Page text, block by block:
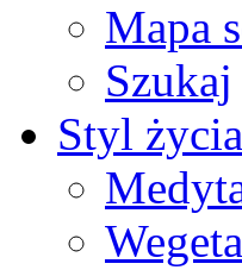
Mapa
Szukaj
Styl życia